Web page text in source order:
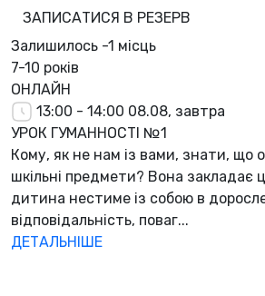
ЗАПИСАТИСЯ В РЕЗЕРВ
Залишилось -1 місць
7-10 років
ОНЛАЙН
13:00 - 14:00 08.08, завтра
УРОК ГУМАННОСТІ №1
Кому, як не нам із вами, знати, що
шкільні предмети? Вона закладає
дитина нестиме із собою в
відповідальність, поваг...
ДЕТАЛЬНІШЕ